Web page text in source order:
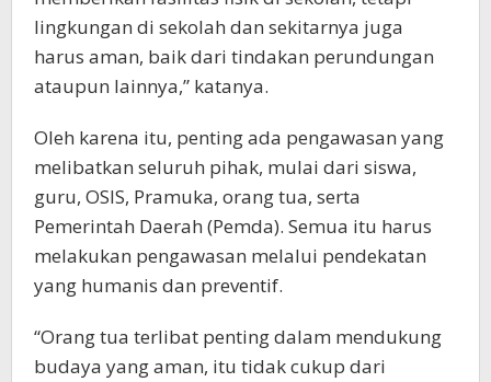
lingkungan di sekolah dan sekitarnya juga
harus aman, baik dari tindakan perundungan
ataupun lainnya,” katanya.
Oleh karena itu, penting ada pengawasan yang
melibatkan seluruh pihak, mulai dari siswa,
guru, OSIS, Pramuka, orang tua, serta
Pemerintah Daerah (Pemda). Semua itu harus
melakukan pengawasan melalui pendekatan
yang humanis dan preventif.
“Orang tua terlibat penting dalam mendukung
budaya yang aman, itu tidak cukup dari